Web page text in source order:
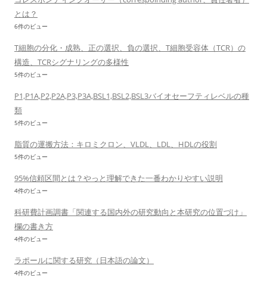
とは？
6件のビュー
T細胞の分化・成熟、正の選択、負の選択、T細胞受容体（TCR）の
構造、TCRシグナリングの多様性
5件のビュー
P1,P1A,P2,P2A,P3,P3A,BSL1,BSL2,BSL3バイオセーフティレベルの種
類
5件のビュー
脂質の運搬方法：キロミクロン、VLDL、LDL、HDLの役割
5件のビュー
95%信頼区間とは？やっと理解できた一番わかりやすい説明
4件のビュー
科研費計画調書「関連する国内外の研究動向と本研究の位置づけ」
欄の書き方
4件のビュー
ラポールに関する研究（日本語の論文）
4件のビュー